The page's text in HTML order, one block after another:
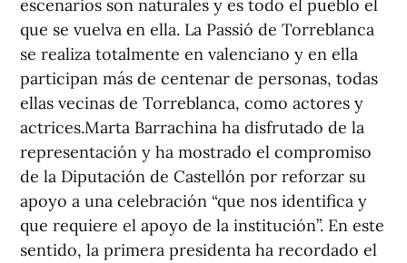
escenarios son naturales y es todo el pueblo el
que se vuelva en ella. La Passió de Torreblanca
se realiza totalmente en valenciano y en ella
participan más de centenar de personas, todas
ellas vecinas de Torreblanca, como actores y
actrices.Marta Barrachina ha disfrutado de la
representación y ha mostrado el compromiso
de la Diputación de Castellón por reforzar su
apoyo a una celebración “que nos identifica y
que requiere el apoyo de la institución”. En este
sentido, la primera presidenta ha recordado el